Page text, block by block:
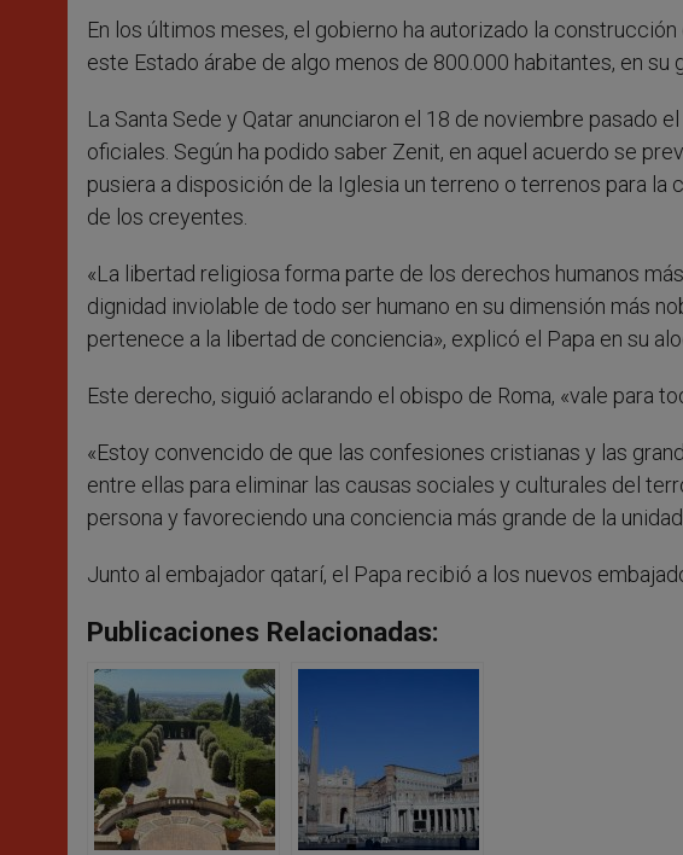
En los últimos meses, el gobierno ha autorizado la
este Estado árabe de algo menos de 800.000 habitantes, en su
La Santa Sede y Qatar anunciaron el 18 de noviembre pasado
oficiales. Según ha podido saber Zenit, en aquel acuerdo se
pusiera a disposición de la Iglesia un terreno o terrenos para
de los creyentes.
«La libertad religiosa forma parte de los derechos humanos
dignidad inviolable de todo ser humano en su dimensión más
pertenece a la libertad de conciencia», explicó el Papa en su
Este derecho, siguió aclarando el obispo de Roma, «vale para
«Estoy convencido de que las confesiones cristianas y las
entre ellas para eliminar las causas sociales y culturales del
persona y favoreciendo una conciencia más grande de la
Junto al embajador qatarí, el Papa recibió a los nuevos
Publicaciones Relacionadas: